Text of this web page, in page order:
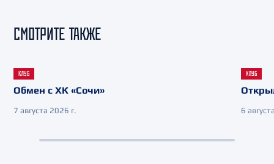
СМОТРИТЕ ТАКЖЕ
КЛУБ
Обмен с ХК «Сочи»
7 августа 2026 г.
КЛУБ
6